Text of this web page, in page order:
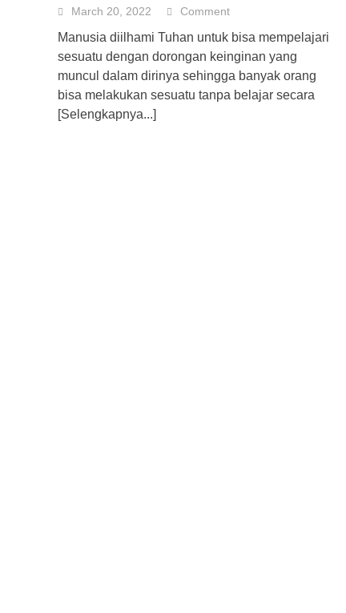
March 20, 2022 Comment
Manusia diilhami Tuhan untuk bisa mempelajari
sesuatu dengan dorongan keinginan yang
muncul dalam dirinya sehingga banyak orang
bisa melakukan sesuatu tanpa belajar secara
[Selengkapnya...]